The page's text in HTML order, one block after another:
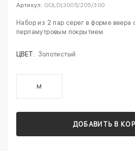
Артикул: GOLD|3005/205/300
Набор из 2 пар серег в форме веера
перламутровым покрытием.
ЦВЕТ: Золотистый
M
ДОБАВИТЬ В